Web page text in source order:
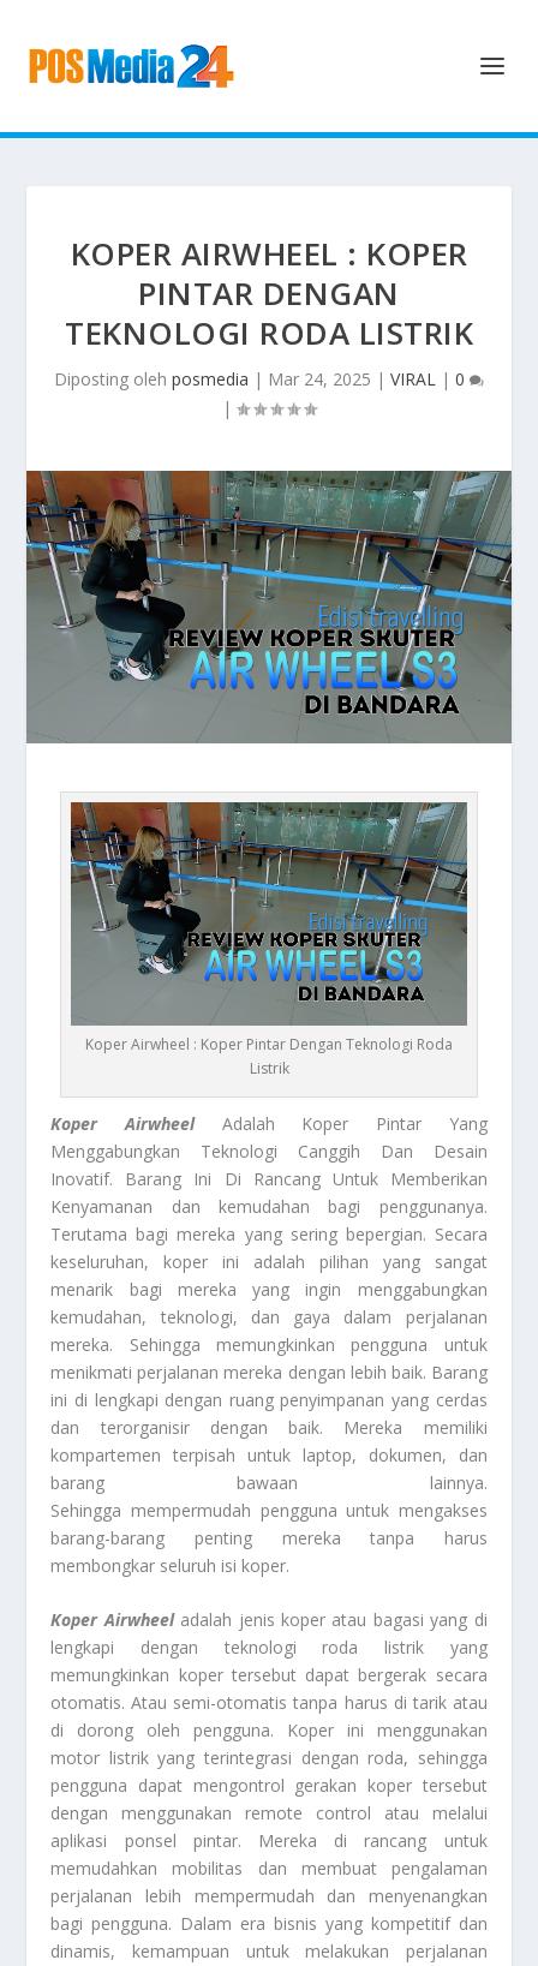
KOPER AIRWHEEL : KOPER
PINTAR DENGAN
TEKNOLOGI RODA LISTRIK
Diposting oleh posmedia | Mar 24, 2025 | VIRAL | 0
|
Koper Airwheel : Koper Pintar Dengan Teknologi Roda
Listrik
Koper AirwheelAdalah Koper Pintar Yang
Menggabungkan Teknologi Canggih Dan Desain
Inovatif. Barang Ini Di Rancang Untuk Memberikan
Kenyamanan dan kemudahan bagi penggunanya.
Terutama bagi mereka yang sering bepergian. Secara
keseluruhan, koper ini adalah pilihan yang sangat
menarik bagi mereka yang ingin menggabungkan
kemudahan, teknologi, dan gaya dalam perjalanan
mereka. Sehingga memungkinkan pengguna untuk
menikmati perjalanan mereka dengan lebih baik. Barang
ini di lengkapi dengan ruang penyimpanan yang cerdas
dan terorganisir dengan baik. Mereka memiliki
kompartemen terpisah untuk laptop, dokumen, dan
barang bawaan lainnya.
Sehingga mempermudah pengguna untuk mengakses
barang-barang penting mereka tanpa harus
membongkar seluruh isi koper.
Koper Airwheeladalah jenis koper atau bagasi yang di
lengkapi dengan teknologi roda listrik yang
memungkinkan koper tersebut dapat bergerak secara
otomatis. Atau semi-otomatis tanpa harus di tarik atau
di dorong oleh pengguna. Koper ini menggunakan
motor listrik yang terintegrasi dengan roda, sehingga
pengguna dapat mengontrol gerakan koper tersebut
dengan menggunakan remote control atau melalui
aplikasi ponsel pintar. Mereka di rancang untuk
memudahkan mobilitas dan membuat pengalaman
perjalanan lebih mempermudah dan menyenangkan
bagi pengguna. Dalam era bisnis yang kompetitif dan
dinamis, kemampuan untuk melakukan perjalanan